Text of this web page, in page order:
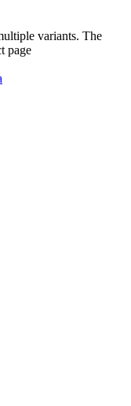
variants. The
page